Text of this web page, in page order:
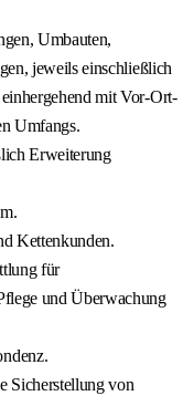
Umbauten,
jeweils einschließlich
mit Vor-Ort-
Umfangs.
Erweiterung
Kettenkunden.
für
und Überwachung
Sicherstellung von